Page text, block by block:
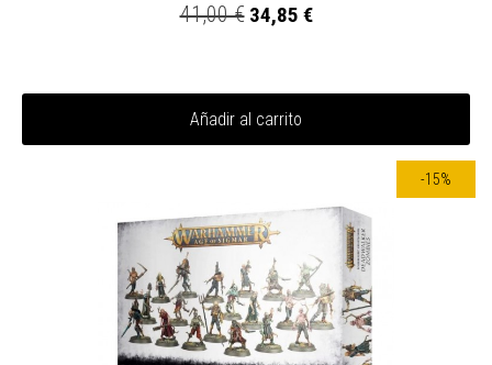
41,00 € 34,85 €
Añadir al carrito
-15%